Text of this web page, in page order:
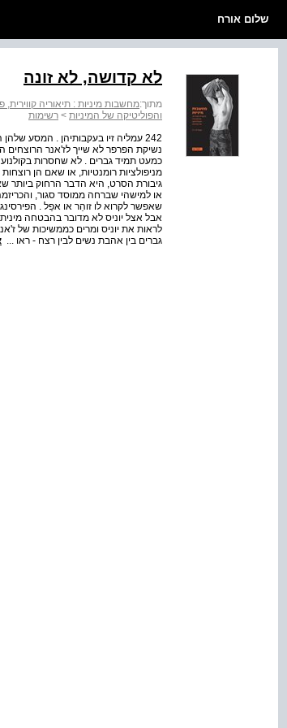
שלום אורח
לא קדושה, לא זונה
מתוך:מחשבות מיניות : תיאוריה קווירית,
והפוליטיקה של המיניות > רשימות
242 עמליה זיו בעקבותיהן . המסע
נשיקת הפרפר לא שייך לז'אנר הרוצחים
כמעט תמיד גברים . לא שחסרות
גיבורת הסרט, היא הדבר הרחוק ביותר
או למישהי שברחה ממוסד סגור,
אבל אצל יוניס לא מדובר בהבטחה
לראות את יוניס ומרים כממשיכות של
גברים בין אהבת נשים לבין רצח - ראו ...